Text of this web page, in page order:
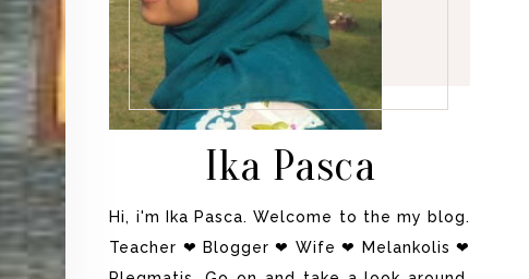
Ika Pasca
Hi, i'm Ika Pasca. Welcome to the my blog.
Teacher ❤ Blogger ❤ Wife ❤ Melankolis ❤